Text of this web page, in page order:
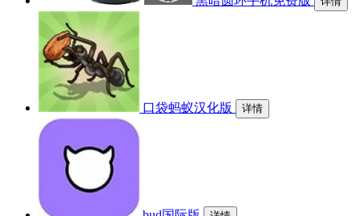
口袋蚂蚁汉化版 详情